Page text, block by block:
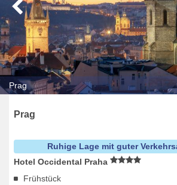
Prag
Prag
Ruhige Lage mit guter
Hotel Occidental Praha
Frühstück